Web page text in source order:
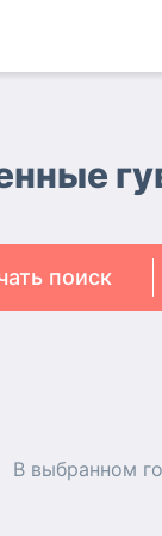
поиск
В выбранном